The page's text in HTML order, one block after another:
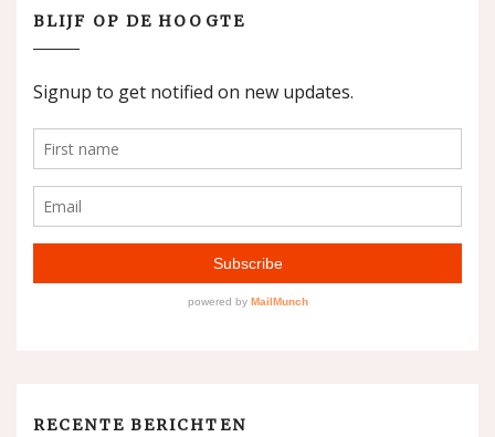
BLIJF OP DE HOOGTE
RECENTE BERICHTEN